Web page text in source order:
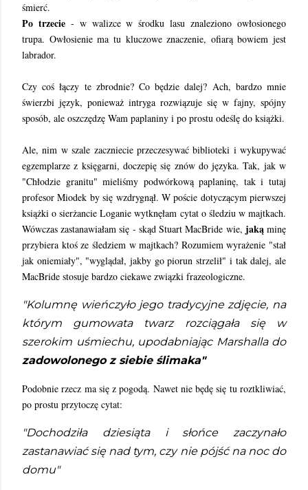
śmierć.
Po trzecie- w walizce w środku lasu znaleziono owłosionego
trupa. Owłosienie ma tu kluczowe znaczenie, ofiarą bowiem jest
labrador.
Czy coś łączy te zbrodnie? Co będzie dalej? Ach, bardzo mnie
świerzbi język, ponieważ intryga rozwiązuje się w fajny, spójny
sposób, ale oszczędzę Wam paplaniny i po prostu odeślę do książki.
Ale, nim w szale zaczniecie przeczesywać biblioteki i wykupywać
egzemplarze z księgarni, doczepię się znów do języka. Tak, jak w
"Chłodzie granitu" mieliśmy podwórkową paplaninę, tak i tutaj
profesor Miodek by się wzdrygnął. W poście dotyczącym pierwszej
książki o sierżancie Loganie wytknęłam cytat o śledziu w majtkach.
Wówczas zastanawiałam się - skąd Stuart MacBride wie, jakąminę
przybiera ktoś ze śledziem w majtkach? Rozumiem wyrażenie "stał
jak oniemiały", "wyglądał, jakby go piorun strzelił" i tak dalej, ale
MacBride stosuje bardzo ciekawe związki frazeologiczne.
"Kolumnę wieńczyło jego tradycyjne zdjęcie, na
którym gumowata twarz rozciągała się w
szerokim uśmiechu, upodabniając Marshalla do
zadowolonego z siebie ślimaka"
Podobnie rzecz ma się z pogodą. Nawet nie będę się tu roztkliwiać,
po prostu przytoczę cytat:
"Dochodziła dziesiąta i słońce zaczynało
zastanawiać się nad tym, czy nie pójść na noc do
domu"